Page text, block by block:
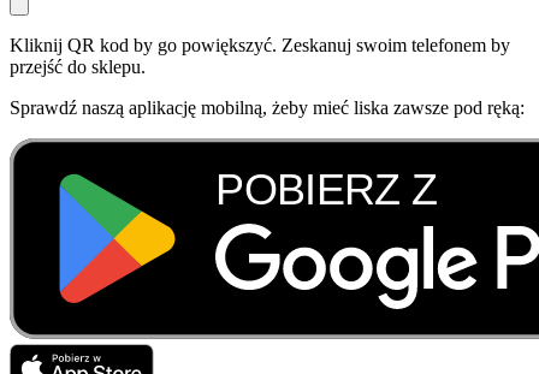
Kliknij QR kod by go powiększyć. Zeskanuj swoim telefonem by
przejść do sklepu.
Sprawdź naszą aplikację mobilną, żeby mieć liska zawsze pod ręką: